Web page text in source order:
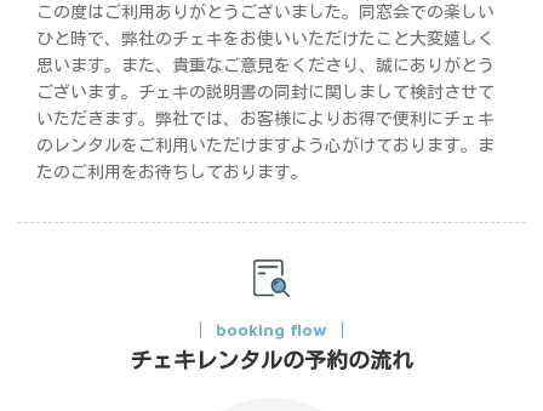
この度はご利用ありがとうございました。同窓会での楽しい
ひと時で、弊社のチェキをお使いいただけたこと大変嬉しく
思います。また、貴重なご意見をくださり、誠にありがとう
ございます。チェキの説明書の同封に関しまして検討させて
いただきます。弊社では、お客様によりお得で便利にチェキ
のレンタルをご利用いただけますよう心がけております。ま
たのご利用をお待ちしております。
booking flow
チェキレンタルの予約の流れ